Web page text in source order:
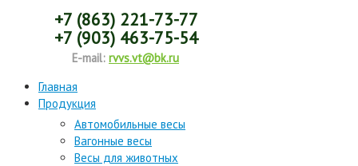
+7 (863) 221-73-77
+7 (903) 463-75-54
E-mail: rvvs.vt@bk.ru
Главная
Продукция
Автомобильные весы
Вагонные весы
Весы для животных